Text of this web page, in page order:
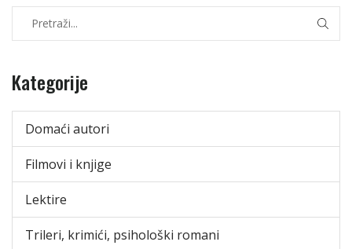
Kategorije
Domaći autori
Filmovi i knjige
Lektire
Trileri, krimići, psihološki romani